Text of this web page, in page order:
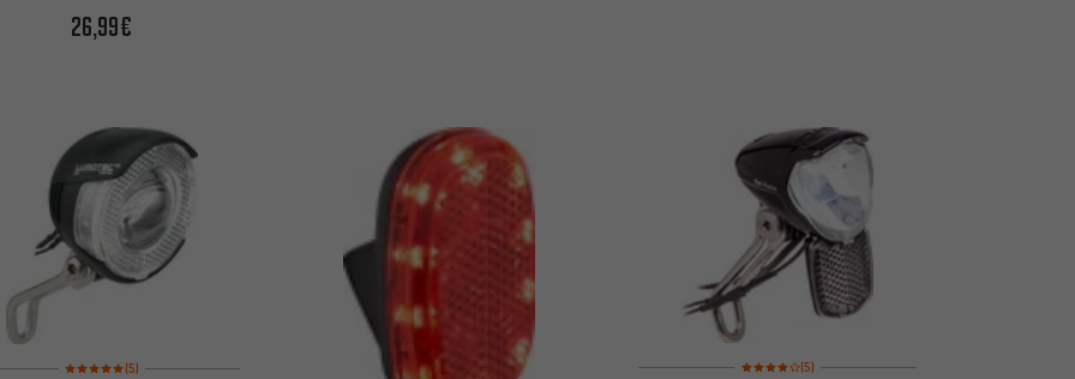
26,99€
Bewertungen: 5 von 5 basierend auf 5 Bewertungen
(5) Bewertungen: 4 von 5 basierend auf 5 Bewertungen
(5)